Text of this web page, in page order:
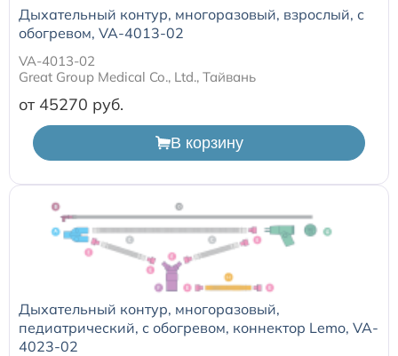
Дыхательный контур, многоразовый, взрослый, с
обогревом, VA-4013-02
VA-4013-02
Great Group Medical Co., Ltd., Тайвань
от 45270
В корзину
Дыхательный контур, многоразовый,
педиатрический, с обогревом, коннектор Lemo, VA-
4023-02